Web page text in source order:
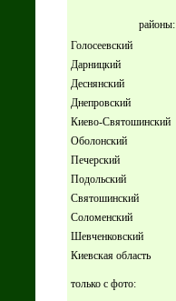
районы:
Голосеевский
Дарницкий
Деснянский
Днепровский
Киево-Святошинский
Оболонский
Печерский
Подольский
Святошинский
Соломенский
Шевченковский
Киевская область
только с фото: